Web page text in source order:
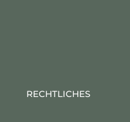
RECHTLICHES